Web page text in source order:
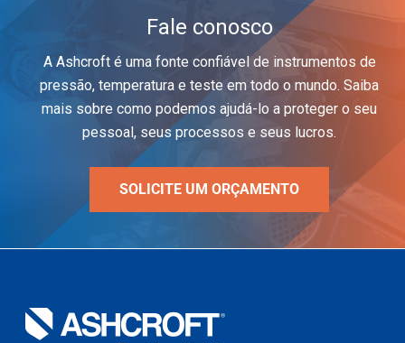
Fale conosco
A Ashcroft é uma fonte confiável de instrumentos de
pressão, temperatura e teste em todo o mundo. Saiba
mais sobre como podemos ajudá-lo a proteger o seu
pessoal, seus processos e seus lucros.
SOLICITE UM ORÇAMENTO